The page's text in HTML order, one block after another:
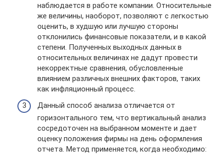
наблюдается в работе компании. Относительные
же величины, наоборот, позволяют с легкостью
оценить, в худшую или лучшую стороны
отклонились финансовые показатели, и в какой
степени. Полученных выходных данных в
относительных величинах не дадут провести
некорректные сравнения, обусловленные
влиянием различных внешних факторов, таких
как инфляционный процесс.
Данный способ анализа отличается от
горизонтального тем, что вертикальный анализ
сосредоточен на выбранном моменте и дает
оценку положения фирмы на день оформления
отчета. Метод применяется, когда необходимо: